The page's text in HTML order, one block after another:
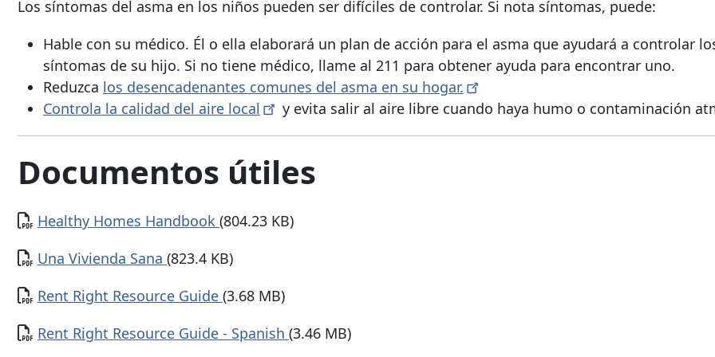
Los síntomas del asma en los niños pueden ser difíciles de controlar. Si nota síntomas, puede:
Hable con su médico. Él o ella elaborará un plan de acción para el asma que ayudará a controlar
síntomas de su hijo. Si no tiene médico, llame al 211 para obtener ayuda para encontrar uno.
Reduzca los desencadenantes comunes del asma en su hogar.
Controla la calidad del aire local y evita salir al aire libre cuando haya humo o contaminación
Documentos útiles
Documento
Healthy Homes Handbook (804.23 KB)
Documento
Una Vivienda Sana (823.4 KB)
Documento
Rent Right Resource Guide (3.68 MB)
Documento
Rent Right Resource Guide - Spanish (3.46 MB)